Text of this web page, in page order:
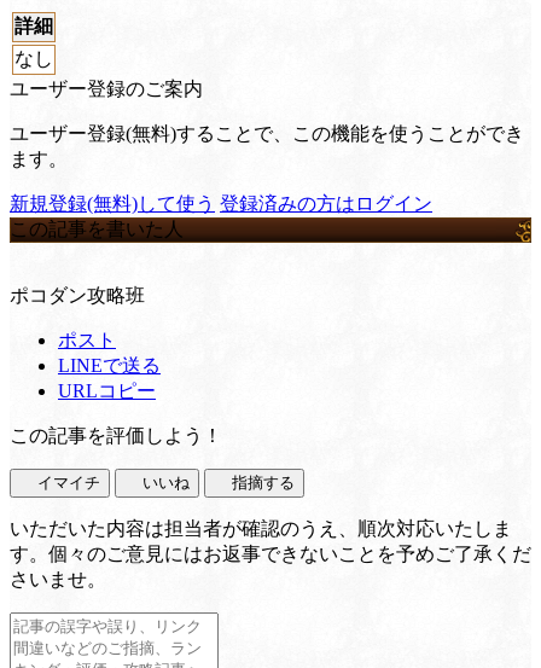
詳細
なし
ユーザー登録のご案内
ユーザー登録(無料)することで、この機能を使うことができ
ます。
新規登録(無料)して使う 登録済みの方はログイン
この記事を書いた人
ポコダン攻略班
ポスト
LINEで送る
URLコピー
この記事を評価しよう！
イマイチ いいね 指摘する
いただいた内容は担当者が確認のうえ、順次対応いたしま
す。個々のご意見にはお返事できないことを予めご了承くだ
さいませ。